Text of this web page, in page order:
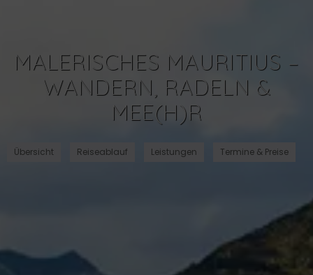
MALERISCHES MAURITIUS –
WANDERN, RADELN &
MEE(H)R
Übersicht Reiseablauf Leistungen Termine & Preise